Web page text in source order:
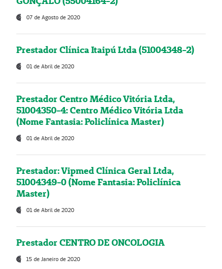
07 de Agosto de 2020
Prestador Clínica Itaipú Ltda (51004348-2)
01 de Abril de 2020
Prestador Centro Médico Vitória Ltda,
51004350-4: Centro Médico Vitória Ltda
(Nome Fantasia: Policlínica Master)
01 de Abril de 2020
Prestador: Vipmed Clínica Geral Ltda,
51004349-0 (Nome Fantasia: Policlínica
Master)
01 de Abril de 2020
Prestador CENTRO DE ONCOLOGIA
15 de Janeiro de 2020